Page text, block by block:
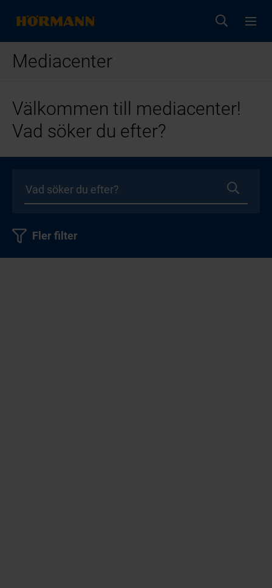
Mediacenter
Välkommen till mediacenter!
Vad söker du efter?
Fler filter